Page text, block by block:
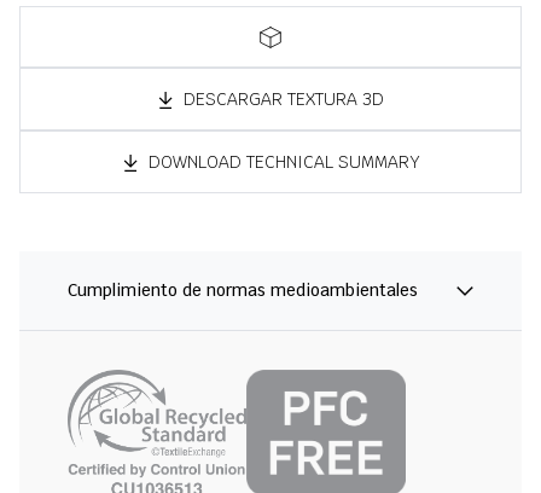
DESCARGAR TEXTURA 3D
DOWNLOAD TECHNICAL SUMMARY
Cumplimiento de normas medioambientales